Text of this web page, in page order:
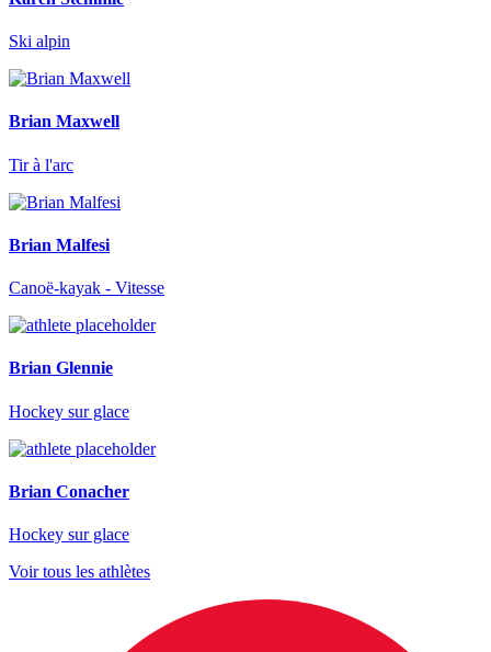
Ski alpin
Brian Maxwell
Tir à l'arc
Brian Malfesi
Canoë-kayak - Vitesse
Brian Glennie
Hockey sur glace
Brian Conacher
Hockey sur glace
Voir tous les athlètes